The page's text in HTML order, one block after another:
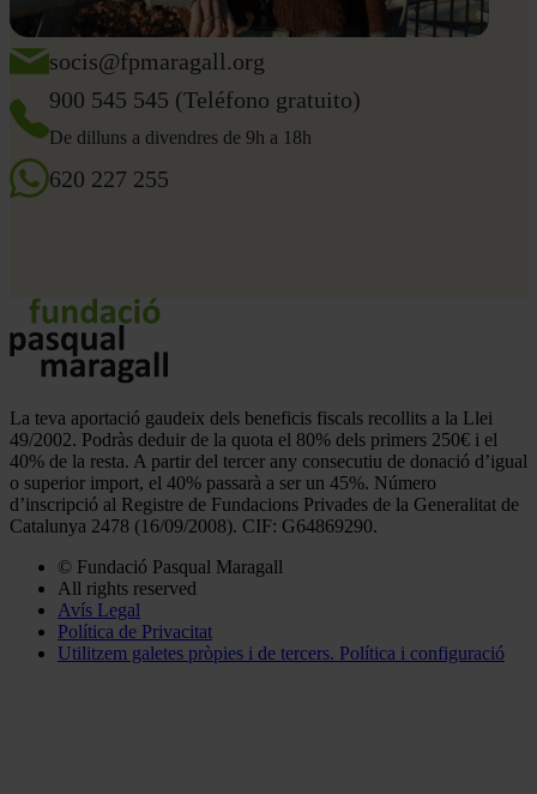
socis@fpmaragall.org
900 545 545 (Teléfono gratuito)
De dilluns a divendres de 9h a 18h
620 227 255
La teva aportació gaudeix dels beneficis fiscals recollits a la Llei
49/2002. Podràs deduir de la quota el 80% dels primers 250€ i el
40% de la resta. A partir del tercer any consecutiu de donació d’igual
o superior import, el 40% passarà a ser un 45%. Número
d’inscripció al Registre de Fundacions Privades de la Generalitat de
Catalunya 2478 (16/09/2008). CIF: G64869290.
Pie
página
© Fundació Pasqual Maragall
All rights reserved
Avís Legal
Política de Privacitat
Utilitzem galetes pròpies i de tercers. Política i configuració